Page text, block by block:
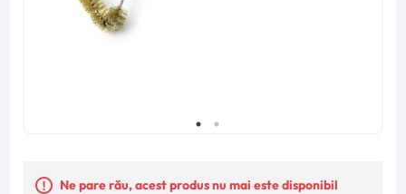
Ne pare rău, acest produs nu mai este disponibil